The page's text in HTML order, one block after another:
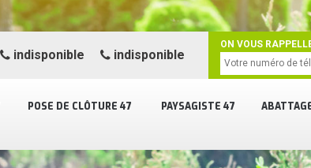
POSE DE CLÔTURE 47 PAYSAGISTE 47
indisponible indisponible
ON VOUS